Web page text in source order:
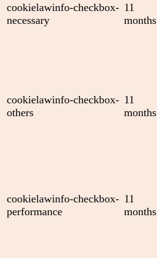
cookielawinfo-checkbox-
necessary
11
months
cookielawinfo-checkbox-
others
11
months
cookielawinfo-checkbox-
performance
11
months